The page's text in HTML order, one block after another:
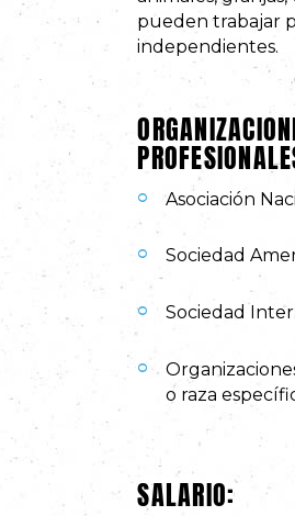
pueden trabajar
independientes.
Asociación
Sociedad
Sociedad
o raza
SALARIO: